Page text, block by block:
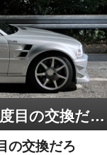
この車でHIDバルブの交換は何度目の交換だろう... （BMW E46）
の交換だろ